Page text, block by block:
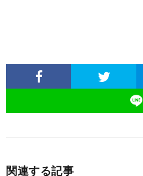
関連する記事